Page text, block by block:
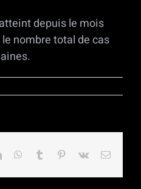
depuis le mois
nombre total de cas
LinkedInWhatsApp
Tumblr Pinterest
Vk Email